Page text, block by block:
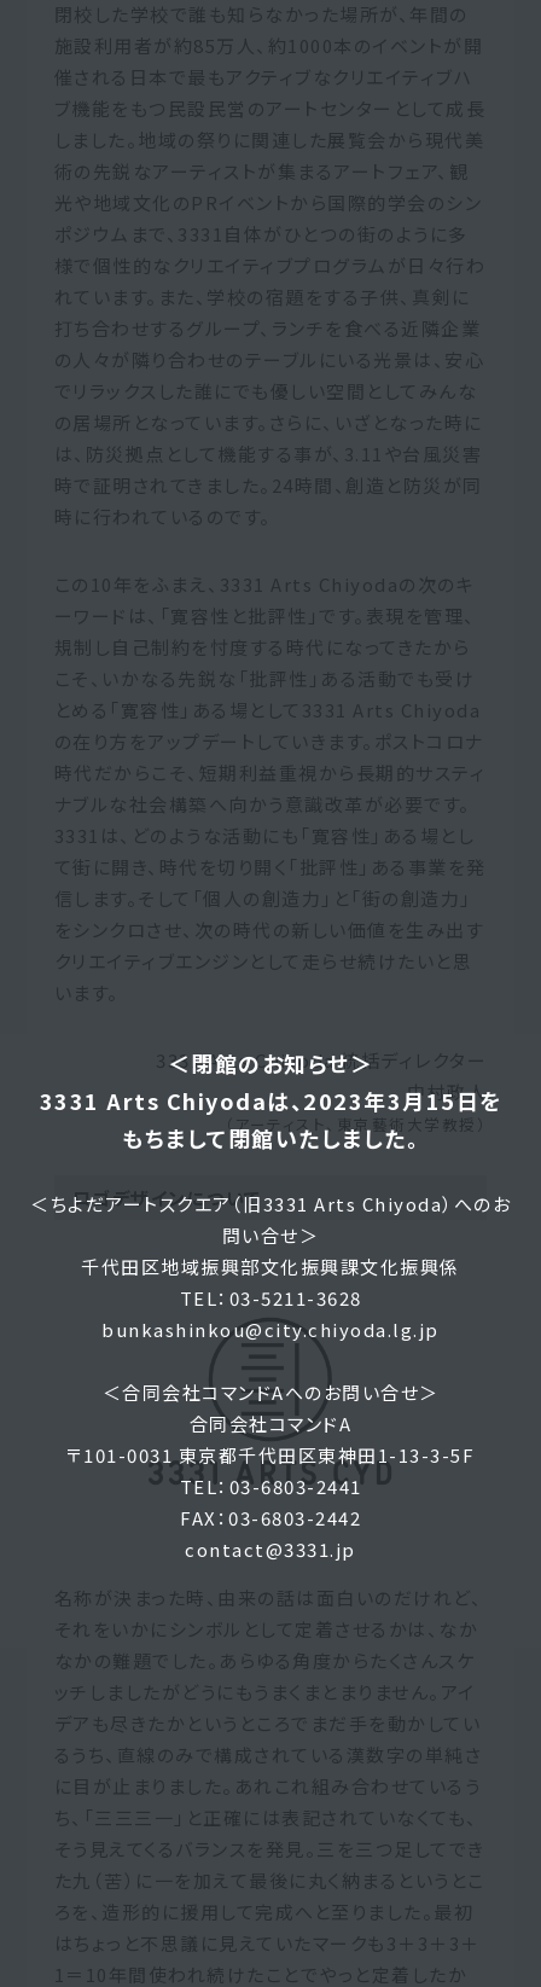
＜閉館のお知らせ＞
3331 Arts Chiyodaは、2023年3月15日を
もちまして閉館いたしました。
＜ちよだアートスクエア（旧3331 Arts Chiyoda）へのお
問い合せ＞
千代田区地域振興部文化振興課文化振興係
TEL：03-5211-3628
bunkashinkou@city.chiyoda.lg.jp
＜合同会社コマンドAへのお問い合せ＞
合同会社コマンドA
〒101-0031 東京都千代田区東神田1-13-3-5F
TEL：03-6803-2441
FAX：03-6803-2442
contact@3331.jp
閉校した学校で誰も知らなかった場所が、年間の
施設利用者が約85万人、約1000本のイベントが開
催される日本で最もアクティブなクリエイティブハ
ブ機能をもつ民設民営のアートセンターとして成長
しました。地域の祭りに関連した展覧会から現代美
術の先鋭なアーティストが集まるアートフェア、観
光や地域文化のPRイベントから国際的学会のシン
ポジウムまで、3331自体がひとつの街のように多
様で個性的なクリエイティブプログラムが日々行わ
れています。また、学校の宿題をする子供、真剣に
打ち合わせするグループ、ランチを食べる近隣企業
の人々が隣り合わせのテーブルにいる光景は、安心
でリラックスした誰にでも優しい空間としてみんな
の居場所となっています。さらに、いざとなった時に
は、防災拠点として機能する事が、3.11や台風災害
時で証明されてきました。24時間、創造と防災が同
時に行われているのです。
この10年をふまえ、3331 Arts Chiyodaの次のキ
ーワードは、「寛容性と批評性」です。表現を管理、
規制し自己制約を忖度する時代になってきたから
こそ、いかなる先鋭な「批評性」ある活動でも受け
とめる「寛容性」ある場として3331 Arts Chiyoda
の在り方をアップデートしていきます。ポストコロナ
時代だからこそ、短期利益重視から長期的サスティ
ナブルな社会構築へ向かう意識改革が必要です。
3331は、どのような活動にも「寛容性」ある場とし
て街に開き、時代を切り開く「批評性」ある事業を発
信します。そして「個人の創造力」と「街の創造力」
をシンクロさせ、次の時代の新しい価値を生み出す
クリエイティブエンジンとして走らせ続けたいと思
います。
3331 Arts Chiyoda 統括ディレクター
中村政人
（アーティスト、東京藝術大学教授）
ロゴデザインについて
名称が決まった時、由来の話は面白いのだけれど、
それをいかにシンボルとして定着させるかは、なか
なかの難題でした。あらゆる角度からたくさんスケ
ッチしましたがどうにもうまくまとまりません。アイ
デアも尽きたかというところでまだ手を動かしてい
るうち、直線のみで構成されている漢数字の単純さ
に目が止まりました。あれこれ組み合わせているう
ち、「三三三一」と正確には表記されていなくても、
そう見えてくるバランスを発見。三を三つ足してでき
た九（苦）に一を加えて最後に丸く納まるというとこ
ろを、造形的に援用して完成へと至りました。最初
はちょっと不思議に見えていたマークも3＋3＋3＋
1＝10年間使われ続けたことでやっと定着したか